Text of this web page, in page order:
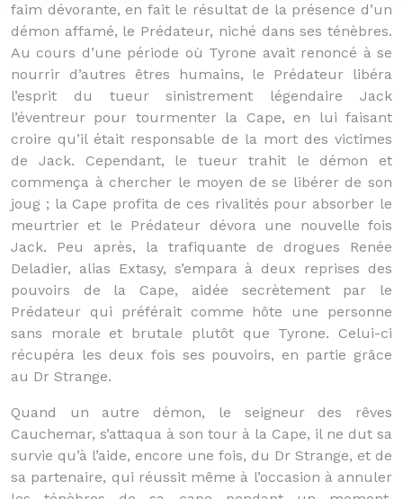
faim dévorante, en fait le résultat de la présence d’un
démon affamé, le Prédateur, niché dans ses ténèbres.
Au cours d’une période où Tyrone avait renoncé à se
nourrir d’autres êtres humains, le Prédateur libéra
l’esprit du tueur sinistrement légendaire Jack
l’éventreur pour tourmenter la Cape, en lui faisant
croire qu’il était responsable de la mort des victimes
de Jack. Cependant, le tueur trahit le démon et
commença à chercher le moyen de se libérer de son
joug ; la Cape profita de ces rivalités pour absorber le
meurtrier et le Prédateur dévora une nouvelle fois
Jack. Peu après, la trafiquante de drogues Renée
Deladier, alias Extasy, s’empara à deux reprises des
pouvoirs de la Cape, aidée secrètement par le
Prédateur qui préférait comme hôte une personne
sans morale et brutale plutôt que Tyrone. Celui-ci
récupéra les deux fois ses pouvoirs, en partie grâce
au Dr Strange.
Quand un autre démon, le seigneur des rêves
Cauchemar, s’attaqua à son tour à la Cape, il ne dut sa
survie qu’à l’aide, encore une fois, du Dr Strange, et de
sa partenaire, qui réussit même à l’occasion à annuler